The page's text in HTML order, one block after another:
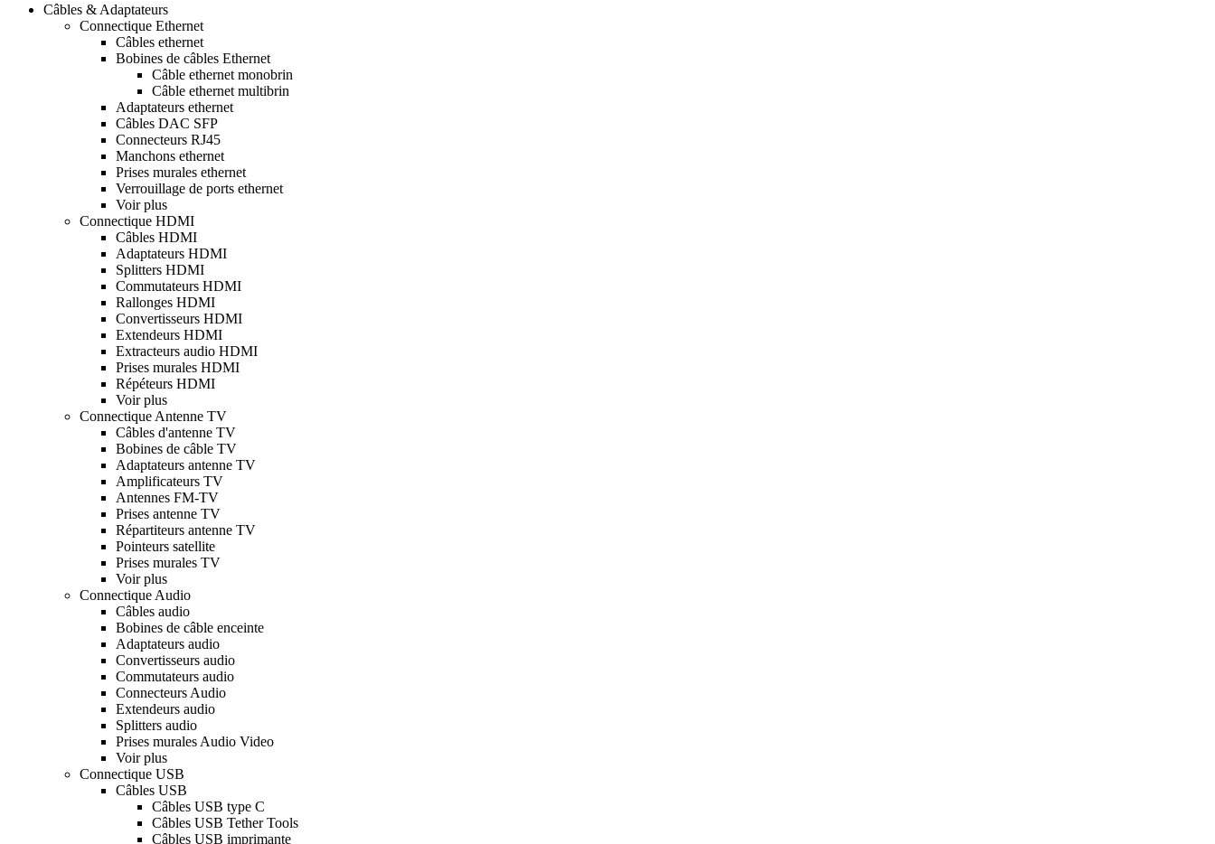
Câbles & Adaptateurs
Connectique Ethernet
Câbles ethernet
Bobines de câbles Ethernet
Câble ethernet monobrin
Câble ethernet multibrin
Adaptateurs ethernet
Câbles DAC SFP
Connecteurs RJ45
Manchons ethernet
Prises murales ethernet
Verrouillage de ports ethernet
Voir plus
Connectique HDMI
Câbles HDMI
Adaptateurs HDMI
Splitters HDMI
Commutateurs HDMI
Rallonges HDMI
Convertisseurs HDMI
Extendeurs HDMI
Extracteurs audio HDMI
Prises murales HDMI
Répéteurs HDMI
Voir plus
Connectique Antenne TV
Câbles d'antenne TV
Bobines de câble TV
Adaptateurs antenne TV
Amplificateurs TV
Antennes FM-TV
Prises antenne TV
Répartiteurs antenne TV
Pointeurs satellite
Prises murales TV
Voir plus
Connectique Audio
Câbles audio
Bobines de câble enceinte
Adaptateurs audio
Convertisseurs audio
Commutateurs audio
Connecteurs Audio
Extendeurs audio
Splitters audio
Prises murales Audio Video
Voir plus
Connectique USB
Câbles USB
Câbles USB type C
Câbles USB Tether Tools
Câbles USB imprimante